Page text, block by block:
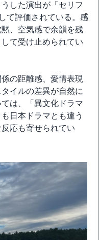
した演出が「セリフ
て評価されている。感
、空気感で余韻を残
て受け止められてい
の距離感、愛情表現
イルの差異が自然に
は、「異文化ドラマ
日本ドラマとも違う
応も寄せられてい